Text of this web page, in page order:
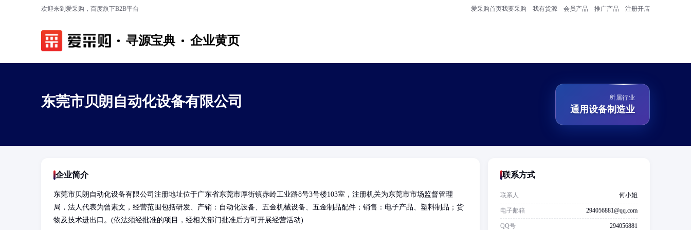
欢迎来到爱采购，百度旗下B2B平台 爱采购首页我要采购 我有货源 会员产品 推广产品 注册开店
寻源宝典 企业黄页
东莞市贝朗自动化设备有限公司 所属行业
通用设备制造业
企业简介
东莞市贝朗自动化设备有限公司注册地址位于广东省东莞市厚街镇赤岭工业路8号3号楼103室，注册机关为东莞市市场监督管理
局，法人代表为曾素文，经营范围包括研发、产销：自动化设备、五金机械设备、五金制品配件；销售：电子产品、塑料制品；货
物及技术进出口。(依法须经批准的项目，经相关部门批准后方可开展经营活动)
联系方式
联系人 何小姐
电子邮箱 294056881@qq.com
QQ号 294056881